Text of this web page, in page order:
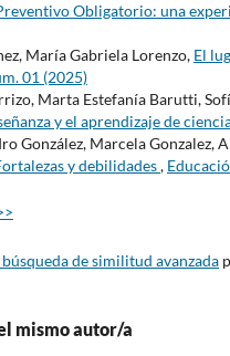
Obligatorio: una
María Gabriela Lorenzo, El
01 (2025)
Marta Estefanía Barutti,
y el aprendizaje de
González, Marcela
y debilidades,
de similitud avanzada
mismo autor/a